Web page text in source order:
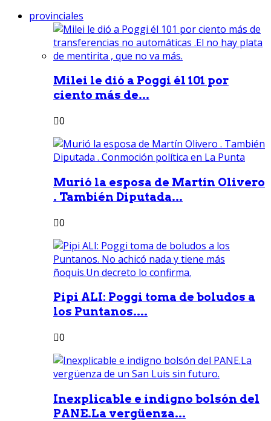
provinciales
Milei le dió a Poggi él 101 por
ciento más de...
0
Murió la esposa de Martín Olivero
. También Diputada...
0
Pipi ALI: Poggi toma de boludos a
los Puntanos....
0
Inexplicable e indigno bolsón del
PANE.La vergüenza...